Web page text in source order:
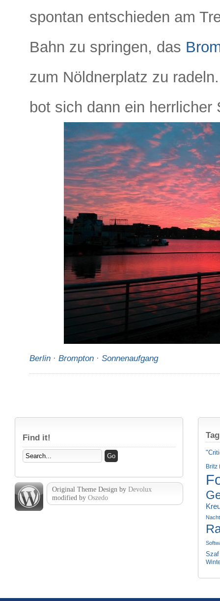
spontan entschieden am
Bahn zu springen, das
zum Nöldnerplatz zu
bot sich dann ein herrlicher
Berlin · Brompton · Sonnenaufgang
Find it!
Original Theme Design by Devolux
modified by Oszedo
Britz
Szaf